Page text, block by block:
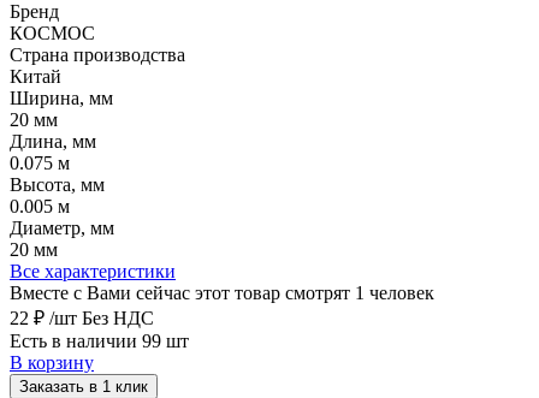
Бренд
КОСМОС
Страна производства
Китай
Ширина, мм
20 мм
Длина, мм
0.075 м
Высота, мм
0.005 м
Диаметр, мм
20 мм
Все характеристики
Вместе с Вами сейчас этот товар смотрят 1 человек
22 ₽ /шт Без НДС
Есть в наличии 99 шт
В корзину
Заказать в 1 клик